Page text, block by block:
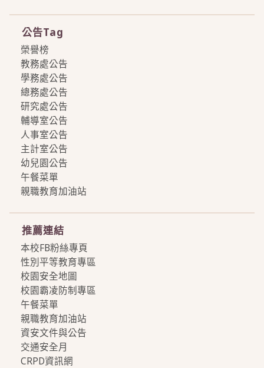
公告Tag
榮譽榜
教務處公告
學務處公告
總務處公告
研究處公告
輔導室公告
人事室公告
主計室公告
幼兒園公告
午餐菜單
親職教育加油站
推薦連結
本校FB粉絲專頁
性別平等教育專區
校園安全地圖
校園霸凌防制專區
午餐菜單
親職教育加油站
資安文件與公告
交通安全月
CRPD資訊網